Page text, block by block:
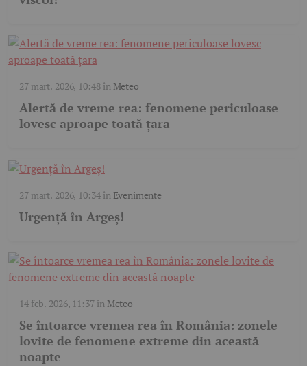
27 mart. 2026, 10:48în Meteo
Alertă de vreme rea: fenomene periculoase
lovesc aproape toată țara
27 mart. 2026, 10:34în Evenimente
Urgență în Argeș!
14 feb. 2026, 11:37în Meteo
Se întoarce vremea rea în România: zonele
lovite de fenomene extreme din această
noapte